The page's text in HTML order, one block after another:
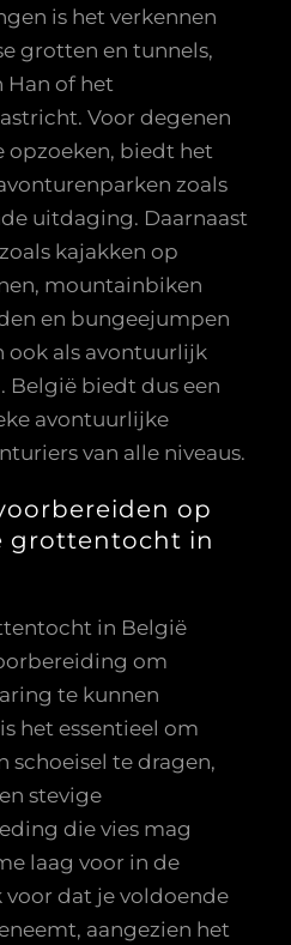
is het verkennen
grotten en tunnels,
Han of het
Voor degenen
opzoeken, biedt het
zoals
uitdaging. Daarnaast
kajakken op
mountainbiken
en bungeejumpen
ook als avontuurlijk
België biedt dus een
avontuurlijke
van alle niveaus.
op
grottentocht in
in België
om
te kunnen
het essentieel om
schoeisel te dragen,
stevige
die vies mag
laag voor in de
dat je voldoende
aangezien het